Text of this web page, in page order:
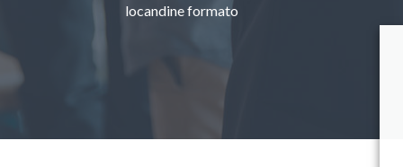
locandine formato